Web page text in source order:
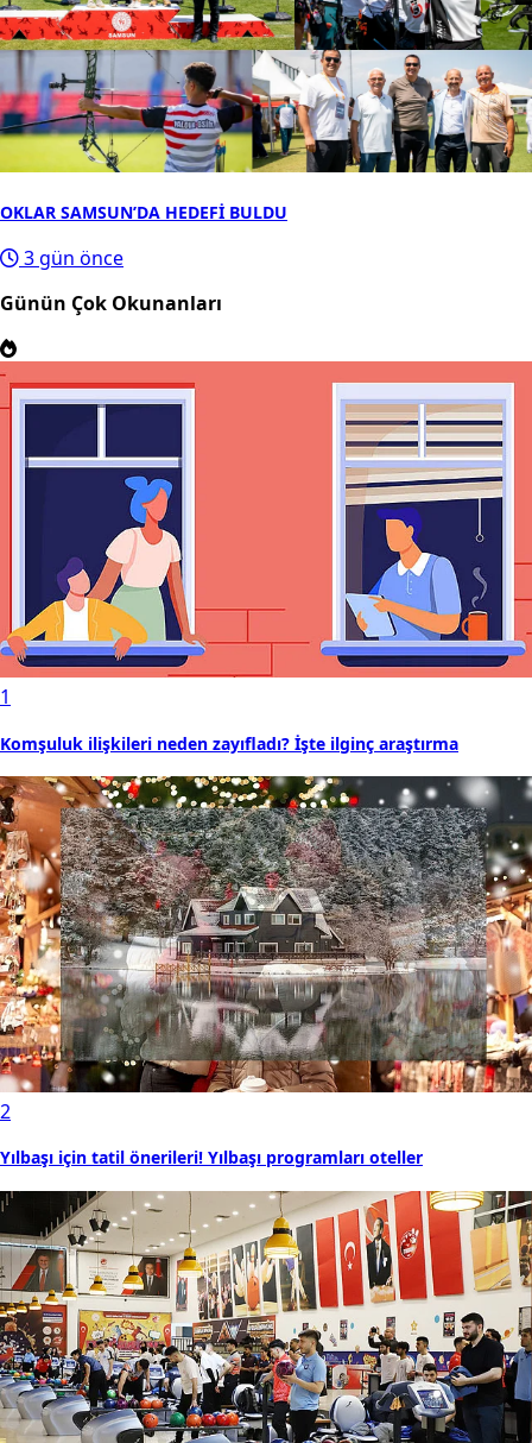
OKLAR SAMSUN’DA HEDEFİ BULDU
3 gün önce
Günün Çok Okunanları
1
Komşuluk ilişkileri neden zayıfladı? İşte ilginç araştırma
2
Yılbaşı için tatil önerileri! Yılbaşı programları oteller